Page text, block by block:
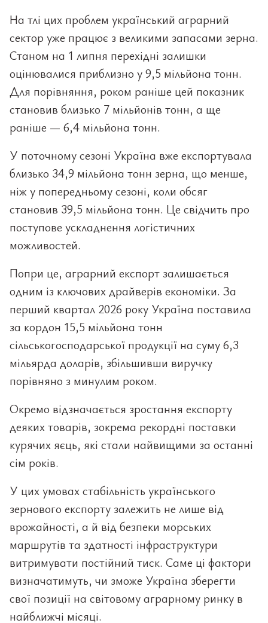
На тлі цих проблем український аграрний
сектор уже працює з великими запасами зерна.
Станом на 1 липня перехідні залишки
оцінювалися приблизно у 9,5 мільйона тонн.
Для порівняння, роком раніше цей показник
становив близько 7 мільйонів тонн, а ще
раніше — 6,4 мільйона тонн.
У поточному сезоні Україна вже експортувала
близько 34,9 мільйона тонн зерна, що менше,
ніж у попередньому сезоні, коли обсяг
становив 39,5 мільйона тонн. Це свідчить про
поступове ускладнення логістичних
можливостей.
Попри це, аграрний експорт залишається
одним із ключових драйверів економіки. За
перший квартал 2026 року Україна поставила
за кордон 15,5 мільйона тонн
сільськогосподарської продукції на суму 6,3
мільярда доларів, збільшивши виручку
порівняно з минулим роком.
Окремо відзначається зростання експорту
деяких товарів, зокрема рекордні поставки
курячих яєць, які стали найвищими за останні
сім років.
У цих умовах стабільність українського
зернового експорту залежить не лише від
врожайності, а й від безпеки морських
маршрутів та здатності інфраструктури
витримувати постійний тиск. Саме ці фактори
визначатимуть, чи зможе Україна зберегти
свої позиції на світовому аграрному ринку в
найближчі місяці.